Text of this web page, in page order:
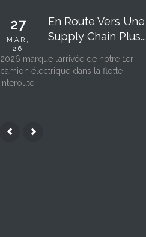
27
MAR,
26
En Route Vers Une
Supply Chain Plus...
2026 marque l’arrivée de notre 1er
camion électrique dans la flotte
Interoute.